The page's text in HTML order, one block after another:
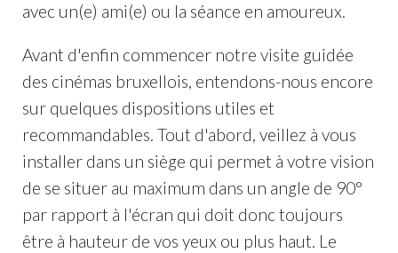
avec un(e) ami(e) ou la séance en amoureux.
Avant d'enfin commencer notre visite guidée
des cinémas bruxellois, entendons-nous encore
sur quelques dispositions utiles et
recommandables. Tout d'abord, veillez à vous
installer dans un siège qui permet à votre vision
de se situer au maximum dans un angle de 90°
par rapport à l'écran qui doit donc toujours
être à hauteur de vos yeux ou plus haut. Le